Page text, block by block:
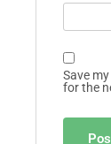
Save
for the